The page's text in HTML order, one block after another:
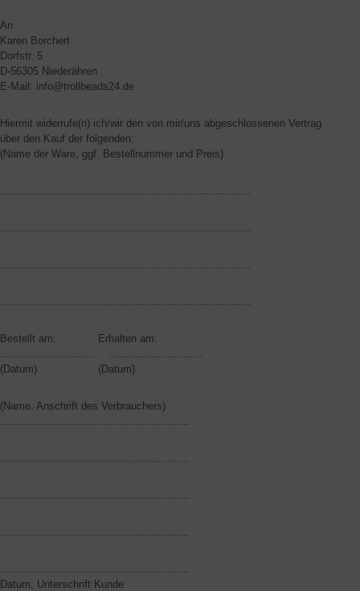
An
Karen Borchert
Dorfstr. 5
D-56305 Niederähren
E-Mail: info@trollbeads24.de
Hiermit widerrufe(n) ich/wir den von mir/uns abgeschlossenen Vertrag
über den Kauf der folgenden:
(Name der Ware, ggf. Bestellnummer und Preis)
..............................................................................
..............................................................................
..............................................................................
..............................................................................
Bestellt am: Erhalten am:
............................. .............................
(Datum) (Datum)
(Name, Anschrift des Verbrauchers)
...........................................................
...........................................................
...........................................................
...........................................................
...........................................................
Datum, Unterschrift Kunde